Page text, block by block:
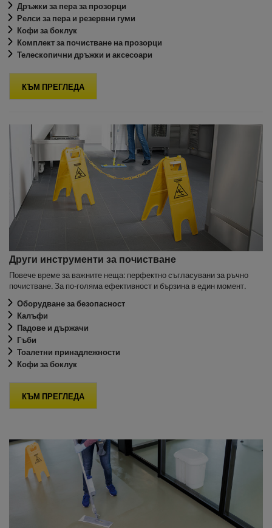
Дръжки за пера за прозорци
Релси за пера и резервни гуми
Кофи за боклук
Комплект за почистване на прозорци
Телескопични дръжки и аксесоари
КЪМ ПРЕГЛЕДА
Други инструменти за почистване
Повече време за важните неща: перфектно съгласувани за ръчно
почистване. За по-голяма ефективност и бързина в един момент.
Оборудване за безопасност
Калъфи
Падове и държачи
Гъби
Тоалетни принадлежности
Кофи за боклук
КЪМ ПРЕГЛЕДА